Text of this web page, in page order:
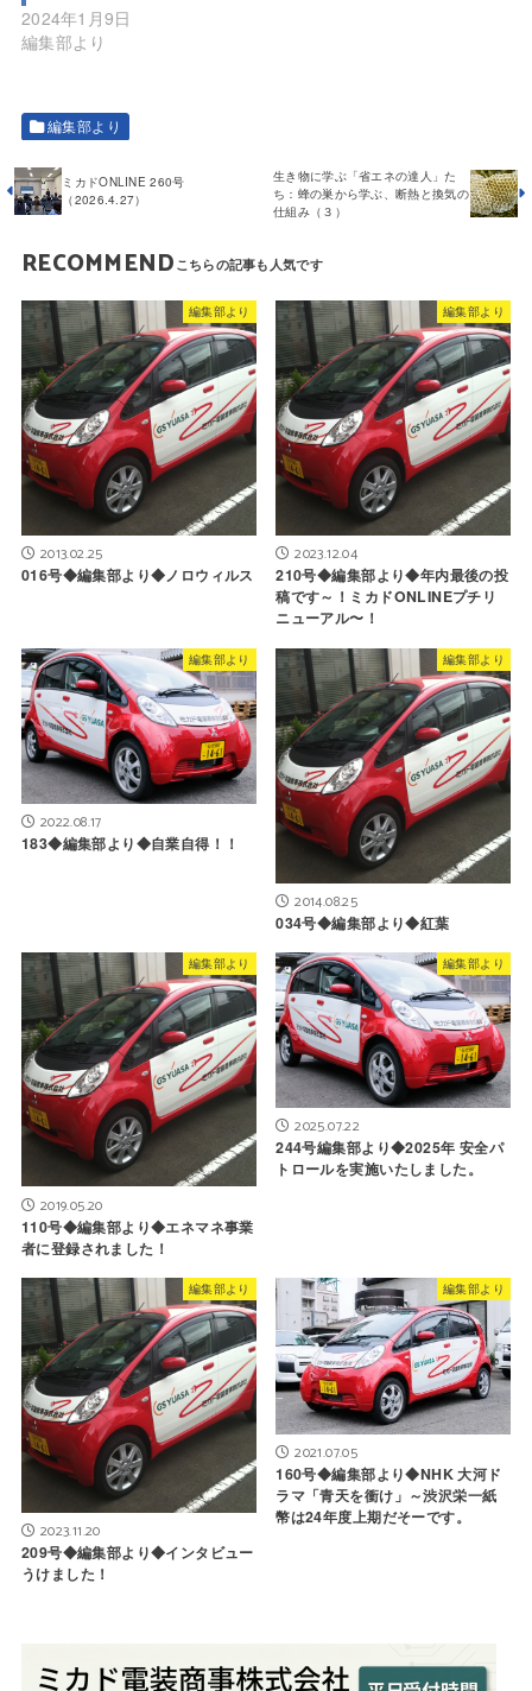
2024年1月9日
編集部より
編集部より
生き物に学ぶ「省エネの達人」た
ち：蜂の巣から学ぶ、断熱と換気の
仕組み（３）
ミカドONLINE 260号
（2026.4.27）
RECOMMEND
編集部より
2013.02.25
016号◆編集部より◆ノロウィルス
編集部より
2023.12.04
210号◆編集部より◆年内最後の投
稿です～！ミカドONLINEプチリ
ニューアル〜！
編集部より
2022.08.17
183◆編集部より◆自業自得！！
編集部より
2014.08.25
034号◆編集部より◆紅葉
編集部より
2019.05.20
110号◆編集部より◆エネマネ事業
者に登録されました！
編集部より
2025.07.22
244号編集部より◆2025年 安全パ
トロールを実施いたしました。
編集部より
2023.11.20
209号◆編集部より◆インタビュー
うけました！
編集部より
2021.07.05
160号◆編集部より◆NHK 大河ド
ラマ「青天を衝け」～渋沢栄一紙
幣は24年度上期だそーです。